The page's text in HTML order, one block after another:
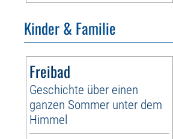
Kinder & Familie
Freibad
Geschichte über einen
ganzen Sommer unter dem
Himmel